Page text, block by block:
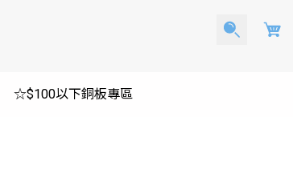
Cart
☆$100以下銅板專區